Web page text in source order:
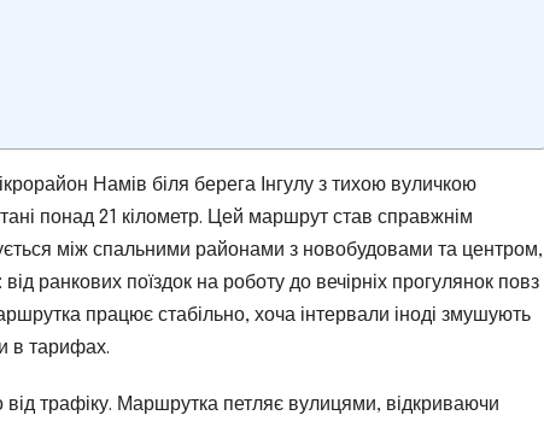
Намів біля берега Інгулу з тихою вуличкою
понад 21 кілометр. Цей маршрут став справжнім
між спальними районами з новобудовами та центром,
ранкових поїздок на роботу до вечірніх прогулянок повз
працює стабільно, хоча інтервали іноді змушують
в тарифах.
трафіку. Маршрутка петляє вулицями, відкриваючи